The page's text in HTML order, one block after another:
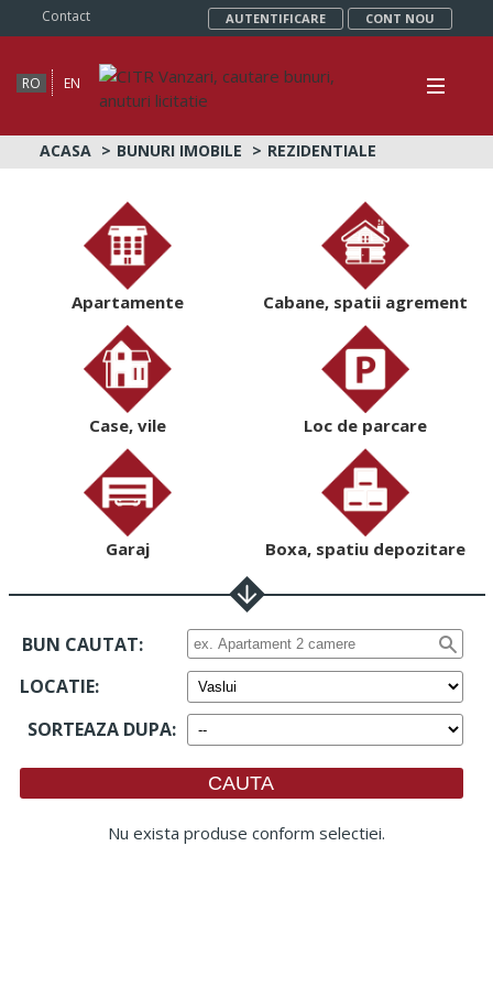
Contact AUTENTIFICARE CONT NOU
RO EN
ACASA BUNURI IMOBILE REZIDENTIALE
Apartamente Cabane, spatii agrement
Case, vile Loc de parcare
Garaj Boxa, spatiu depozitare
BUN CAUTAT:
LOCATIE:
SORTEAZA DUPA:
Nu exista produse conform selectiei.